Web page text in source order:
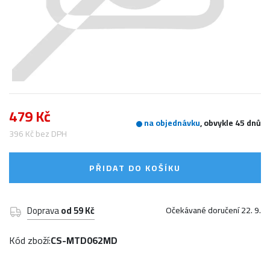
479 Kč
396 Kč bez DPH
na objednávku, obvykle 45 dnů
PŘIDAT DO KOŠÍKU
Dopravaod 59 Kč Očekávané doručení 22. 9.
Kód zboží:CS-MTD062MD